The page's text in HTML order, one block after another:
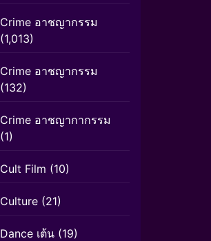
Crime อาชญากรรม
(1,013)
Crime อาชญากรรม
(132)
Crime อาชญากากรรม
(1)
Cult Film (10)
Culture (21)
Dance เต้น (19)